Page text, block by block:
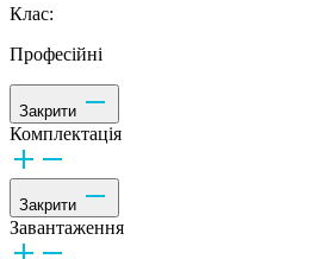
Клас:
Професійні
Закрити
Комплектація
Закрити
Завантаження